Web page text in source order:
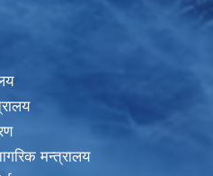
मन्त्रालय